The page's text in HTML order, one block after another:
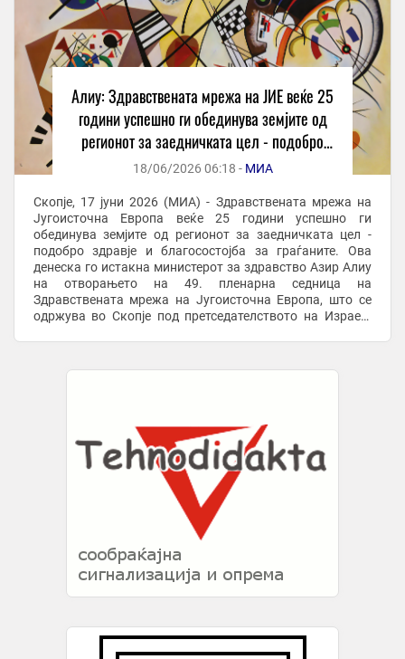
Алиу: Здравствената мрежа на ЈИЕ веќе 25
години успешно ги обединува земјите од
регионот за заедничката цел - подобро
здравје и благосостојба за граѓаните
18/06/2026 06:18 - МИА
Скопје, 17 јуни 2026 (МИА) - Здравствената мрежа на
Југоисточна Европа веќе 25 години успешно ги
обединува земјите од регионот за заедничката цел -
подобро здравје и благосостојба за граѓаните. Ова
денеска го истакна министерот за здравство Азир Алиу
на отворањето на 49. пленарна седница на
Здравствената мрежа на Југоисточна Европа, што се
одржува во Скопје под претседателството на Израел.